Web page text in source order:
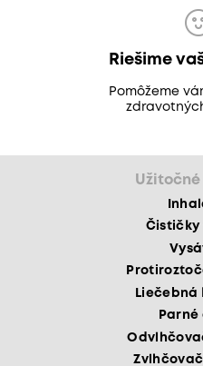
Riešime
Pomôžeme
Čističky
Liečebná